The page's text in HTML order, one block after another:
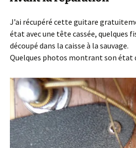
J’ai récupéré cette guitare
état avec une tête cassée, quelques
découpé dans la caisse à la sauvage.
Quelques photos montrant son état